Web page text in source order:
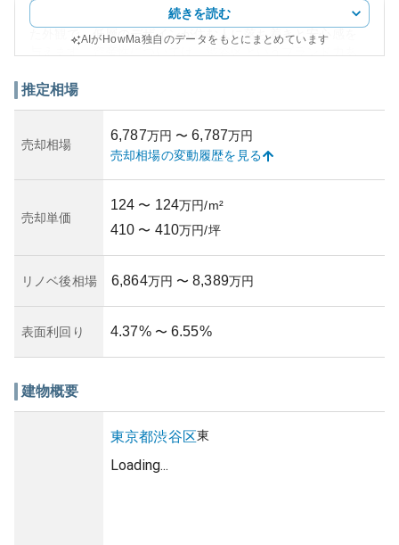
力的です。このマンションは、上品さと快適さを兼ね備え
た外観で、低層のデザインが住む人に落ち着きと安心感を
れます。ただし、所有リスクとしては、築年数の経過に伴
ョンであれば、効率的な資産運用が可能です。このよう
に、常磐松マンションは利便性と住み心地の良さが融合し
た希少価値のあるマンションです。
続きを読む
AIがHowMa独自のデータをもとにまとめています
推定相場
売却相場
6,787万円 〜 6,787万円
売却相場の変動履歴を見る
売却単価
124 〜 124万円/m²
410 〜 410万円/坪
リノベ後相場 6,864万円 〜 8,389万円
表面利回り 4.37% 〜 6.55%
建物概要
東京都渋谷区東
Loading...